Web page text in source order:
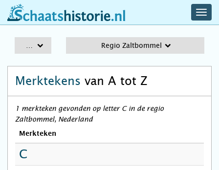
schaatshistorie.nl
Regio Zaltbommel
Merktekens van A tot Z
1 merkteken gevonden op letter C in de regio
Zaltbommel, Nederland
Merkteken
C